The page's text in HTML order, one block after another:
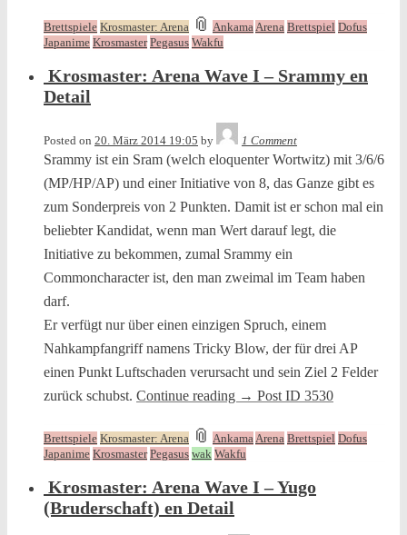
Brettspiele Krosmaster: Arena 📎 and
tagged
Ankama Arena Brettspiel Dofus
Japanime Krosmaster Pegasus Wakfu
Krosmaster: Arena Wave I – Srammy en
Detail
Posted on 20. März 2014 19:05 by
1 Comment
Srammy ist ein Sram (welch eloquenter Wortwitz) mit 3/6/6
(MP/HP/AP) und einer Initiative von 8, das Ganze gibt es
zum Sonderpreis von 2 Punkten. Damit ist er schon mal ein
beliebter Kandidat, wenn man Wert darauf legt, die
Initiative zu bekommen, zumal Srammy ein
Commoncharacter ist, den man zweimal im Team haben
darf.
Er verfügt nur über einen einzigen Spruch, einem
Nahkampfangriff namens Tricky Blow, der für drei AP
einen Punkt Luftschaden verursacht und sein Ziel 2 Felder
zurück schubst. Continue reading → Post ID 3530
Brettspiele Krosmaster: Arena 📎 and
tagged
Ankama Arena Brettspiel Dofus
Japanime Krosmaster Pegasus wak Wakfu
Krosmaster: Arena Wave I – Yugo
(Bruderschaft) en Detail